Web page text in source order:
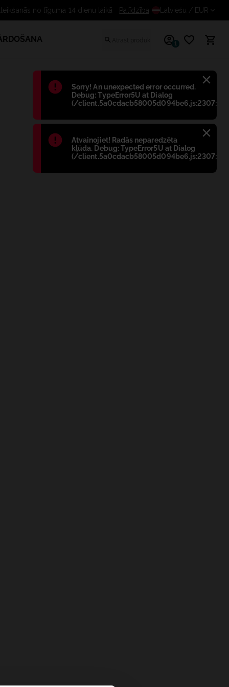
Błąd:
Sorry! An unexpected error occurred.
Debug: TypeError5U at Dialog
(/
Błąd:
Atvainojiet! Radās neparedzēta
kļūda. Debug: TypeError5U at Dialog
(/
Bezmaksas atteikšanās no līguma 14 dienu laikā
Palīdzība Latviešu / EUR
1